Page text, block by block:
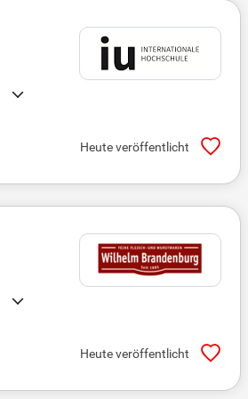
Heute veröffentlicht
Heute veröffentlicht